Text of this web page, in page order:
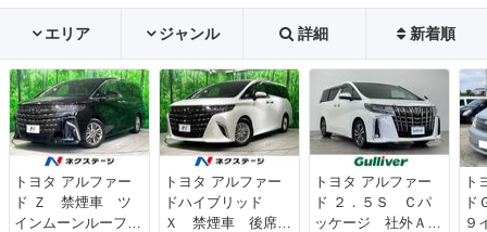
エリア ジャンル 詳細 新着順
トヨタ アルファー
ド Ｚ 禁煙車 ツ
インムーンルーフ
トヨタ アルファー
ドハイブリッド
Ｘ 禁煙車 後席モ
トヨタ アルファー
ド ２．５Ｓ Ｃパ
ッケージ 社外ＡＬ
ト
ド
９